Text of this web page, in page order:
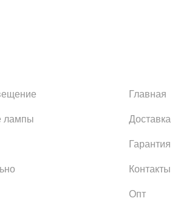
лампы
Главная
Доставка
Гарантия
Контакты
Опт